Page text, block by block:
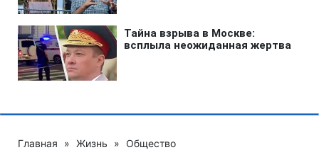
Главная » Жизнь » Общество